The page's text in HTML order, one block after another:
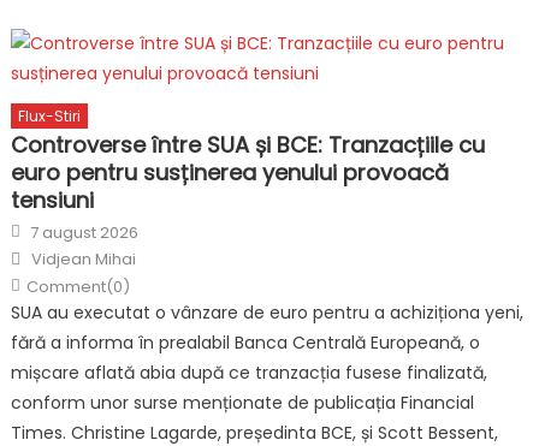
Flux-Stiri
Controverse între SUA și BCE: Tranzacțiile cu
euro pentru susținerea yenului provoacă
tensiuni
Posted
on
7 august 2026
Author
Vidjean Mihai
Comment(0)
SUA au executat o vânzare de euro pentru a achiziționa yeni,
fără a informa în prealabil Banca Centrală Europeană, o
mișcare aflată abia după ce tranzacția fusese finalizată,
conform unor surse menționate de publicația Financial
Times. Christine Lagarde, președinta BCE, și Scott Bessent,